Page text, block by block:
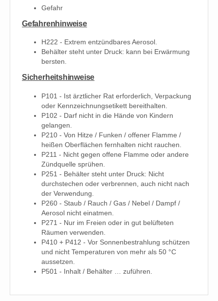
Gefahr
Gefahrenhinweise
H222 - Extrem entzündbares Aerosol.
Behälter steht unter Druck: kann bei Erwärmung
bersten.
Sicherheitshinweise
P101 - Ist ärztlicher Rat erforderlich, Verpackung
oder Kennzeichnungsetikett bereithalten.
P102 - Darf nicht in die Hände von Kindern
gelangen.
P210 - Von Hitze / Funken / offener Flamme /
heißen Oberflächen fernhalten nicht rauchen.
P211 - Nicht gegen offene Flamme oder andere
Zündquelle sprühen.
P251 - Behälter steht unter Druck: Nicht
durchstechen oder verbrennen, auch nicht nach
der Verwendung.
P260 - Staub / Rauch / Gas / Nebel / Dampf /
Aerosol nicht einatmen.
P271 - Nur im Freien oder in gut belüfteten
Räumen verwenden.
P410 + P412 - Vor Sonnenbestrahlung schützen
und nicht Temperaturen von mehr als 50 °C
aussetzen.
P501 - Inhalt / Behälter … zuführen.